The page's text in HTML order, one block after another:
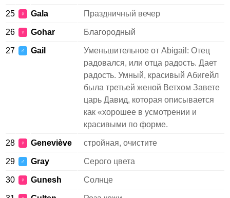
25 ♀ Gala Праздничный вечер
26 ♀ Gohar Благородный
27 ♂ Gail
Уменьшительное от Abigail: Отец
радовался, или отца радость. Дает
радость. Умный, красивый Абигейл
была третьей женой Ветхом Завете
царь Давид, которая описывается
как «хорошее в усмотрении и
красивыми по форме.
28 ♀ Geneviève стройная, очистите
29 ♂ Gray Серого цвета
30 ♀ Gunesh Солнце